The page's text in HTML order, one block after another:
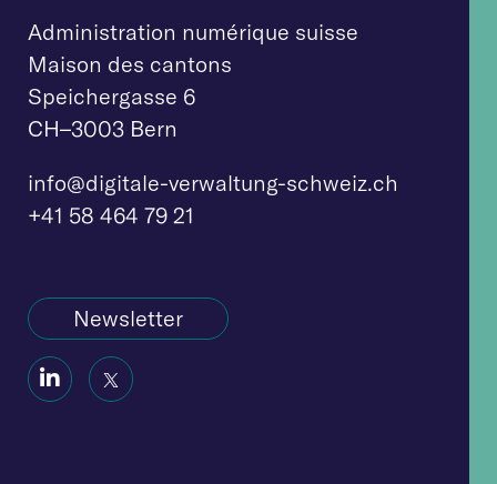
Administration numérique suisse
Maison des cantons
Speichergasse 6
CH–3003 Bern
info@digitale-verwaltung-schweiz.ch
+41 58 464 79 21
Newsletter
Social Social